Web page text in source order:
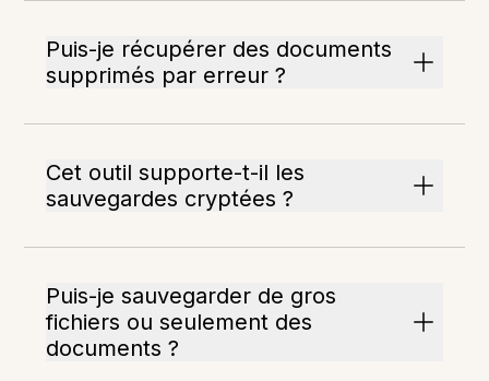
Puis-je récupérer des documents
supprimés par erreur ?
Cet outil supporte-t-il les
sauvegardes cryptées ?
Puis-je sauvegarder de gros
fichiers ou seulement des
documents ?